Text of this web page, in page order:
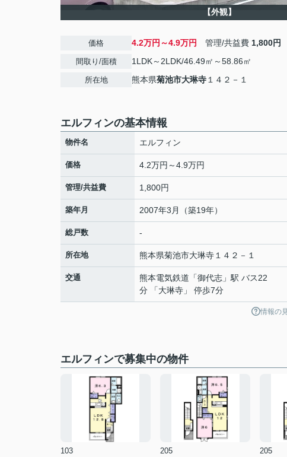
【外観】
価格 4.2万円～4.9万円 管理/共益費 1,800円
間取り/面積 1LDK～2LDK/46.49㎡～58.86㎡
所在地 熊本県菊池市大琳寺 １４２－１
エルフィンの基本情報
物件名 エルフィン
価格 4.2万円～4.9万円
管理/共益費 1,800円
築年月 2007年3月（築19年）
総戸数 -
所在地 熊本県菊池市大琳寺 １４２－１
交通 熊本電気鉄道 「御代志 」駅 バス22
分 「大琳寺」 停歩7分
情報の
エルフィンで募集中の物件
103
205
205